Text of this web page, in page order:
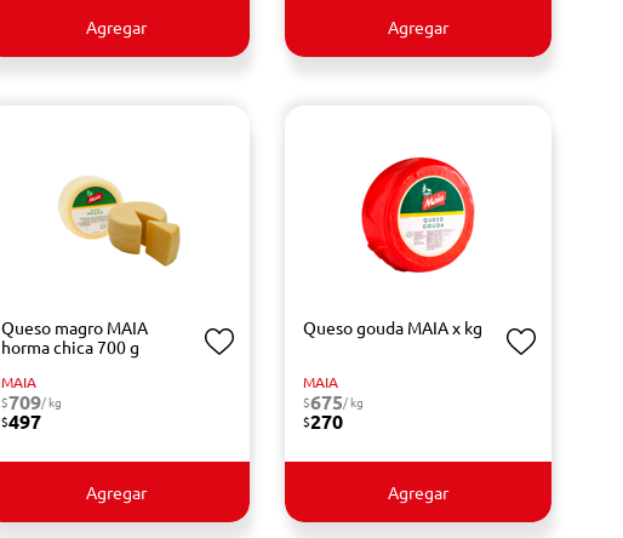
Agregar Agregar
Queso magro MAIA
horma chica 700 g
MAIA
$709/ kg
$497
Agregar
Queso gouda MAIA x kg
MAIA
$675/ kg
$270
Agregar